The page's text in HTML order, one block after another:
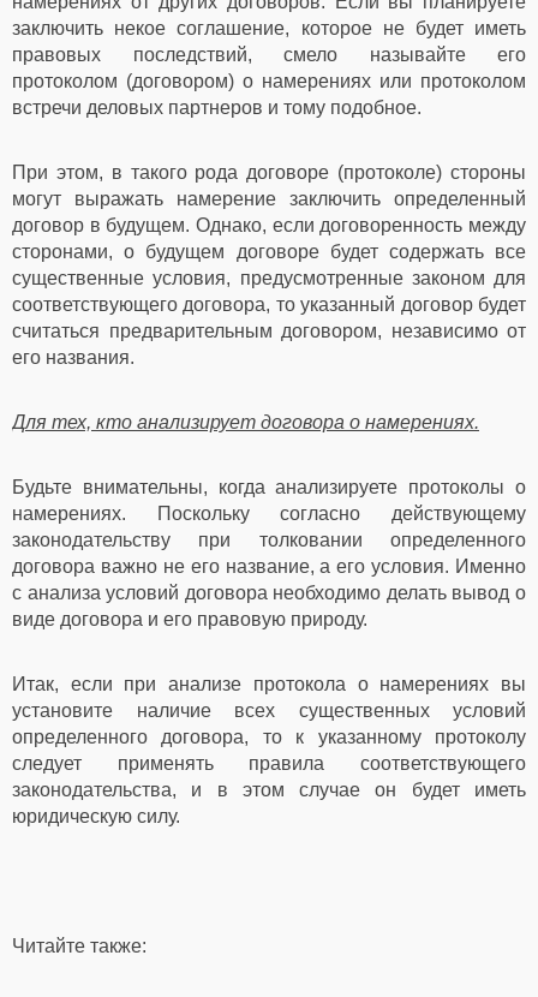
заключить некое соглашение, которое не будет иметь
правовых последствий, смело называйте его
протоколом (договором) о намерениях или протоколом
встречи деловых партнеров и тому подобное.
При этом, в такого рода договоре (протоколе) стороны
могут выражать намерение заключить определенный
договор в будущем. Однако, если договоренность между
сторонами, о будущем договоре будет содержать все
существенные условия, предусмотренные законом для
соответствующего договора, то указанный договор будет
считаться предварительным договором, независимо от
его названия.
Для тех, кто анализирует договора о намерениях.
Будьте внимательны, когда анализируете протоколы о
намерениях. Поскольку согласно действующему
законодательству при толковании определенного
договора важно не его название, а его условия. Именно
с анализа условий договора необходимо делать вывод о
виде договора и его правовую природу.
Итак, если при анализе протокола о намерениях вы
установите наличие всех существенных условий
определенного договора, то к указанному протоколу
следует применять правила соответствующего
законодательства, и в этом случае он будет иметь
юридическую силу.
Читайте также: